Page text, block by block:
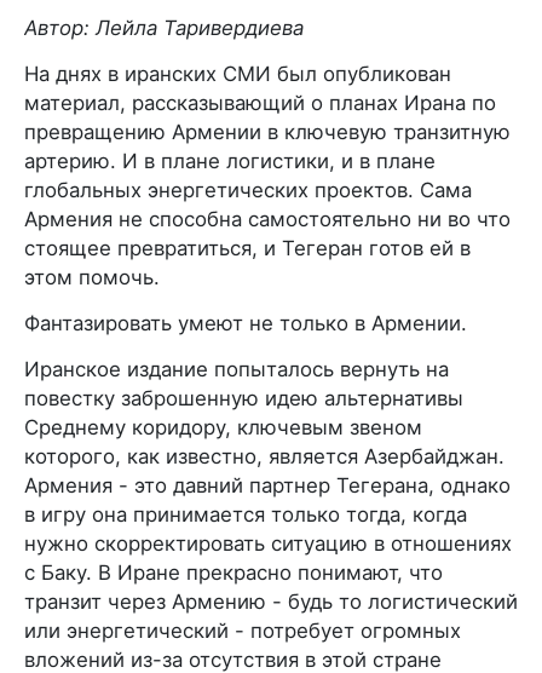
Автор: Лейла Таривердиева
На днях в иранских СМИ был опубликован
материал, рассказывающий о планах Ирана по
превращению Армении в ключевую транзитную
артерию. И в плане логистики, и в плане
глобальных энергетических проектов. Сама
Армения не способна самостоятельно ни во что
стоящее превратиться, и Тегеран готов ей в
этом помочь.
Фантазировать умеют не только в Армении.
Иранское издание попыталось вернуть на
повестку заброшенную идею альтернативы
Среднему коридору, ключевым звеном
которого, как известно, является Азербайджан.
Армения - это давний партнер Тегерана, однако
в игру она принимается только тогда, когда
нужно скорректировать ситуацию в отношениях
с Баку. В Иране прекрасно понимают, что
транзит через Армению - будь то логистический
или энергетический - потребует огромных
вложений из-за отсутствия в этой стране